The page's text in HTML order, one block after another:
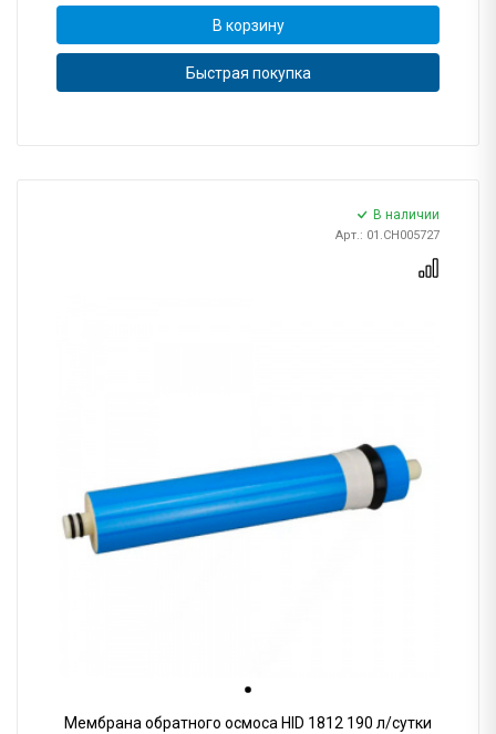
В корзину
Быстрая покупка
В наличии
Арт.: 01.CH005727
Мембрана обратного осмоса HID 1812 190 л/сутки